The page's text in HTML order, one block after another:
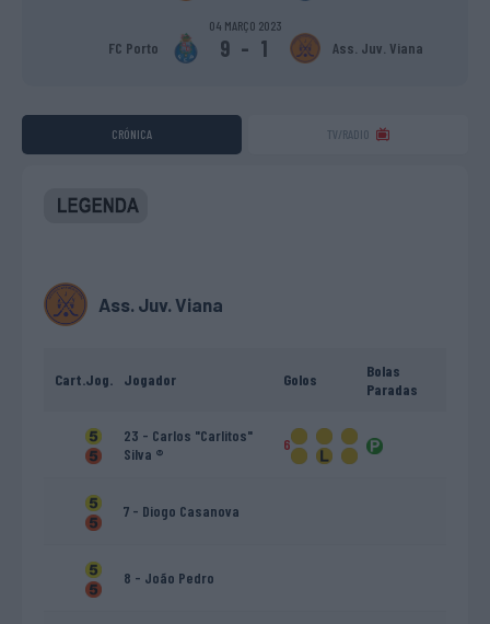
04 MARÇO 2023
FC Porto 9 - 1 Ass. Juv. Viana
CRÓNICA TV/RADIO
Ass. Juv. Viana
Cart.Jog. Jogador Golos
Bolas
Paradas
23 - Carlos "Carlitos"
Silva ®
6
7 - Diogo Casanova
8 - João Pedro